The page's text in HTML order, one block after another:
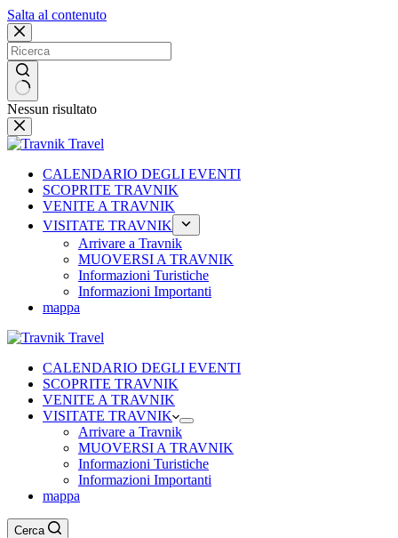
Salta al contenuto
Nessun risultato
CALENDARIO DEGLI EVENTI
SCOPRITE TRAVNIK
VENITE A TRAVNIK
VISITATE TRAVNIK
Arrivare a Travnik
MUOVERSI A TRAVNIK
Informazioni Turistiche
Informazioni Importanti
mappa
CALENDARIO DEGLI EVENTI
SCOPRITE TRAVNIK
VENITE A TRAVNIK
VISITATE TRAVNIK
Arrivare a Travnik
MUOVERSI A TRAVNIK
Informazioni Turistiche
Informazioni Importanti
mappa
Cerca